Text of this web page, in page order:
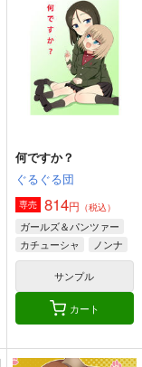
何ですか？
ぐるぐる団
専売 814円 （税込）
ガールズ＆パンツァー
カチューシャ
ノンナ
サンプル
カート